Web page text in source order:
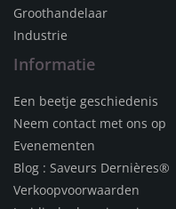
Groothandelaar
Industrie
Informatie
Een beetje geschiedenis
Neem contact met ons op
Evenementen
Blog : Saveurs Dernières®
Verkoopvoorwaarden